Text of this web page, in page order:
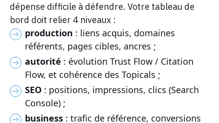
dépense difficile à défendre. Votre tableau de
bord doit relier 4 niveaux :
production : liens acquis, domaines
référents, pages cibles, ancres ;
autorité : évolution Trust Flow / Citation
Flow, et cohérence des Topicals ;
SEO : positions, impressions, clics (Search
Console) ;
business : trafic de référence, conversions